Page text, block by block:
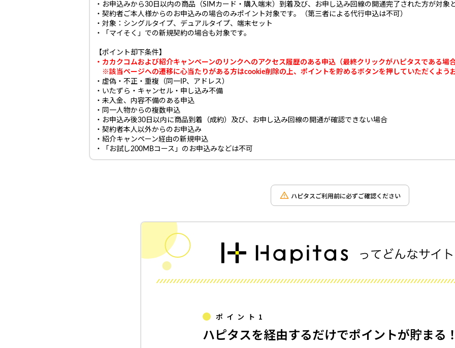
・お申込みから30日以内の商品（SIMカード・購入端末）到着及び、お申し込み回線の開通完了された方が対象
・契約者ご本人様からのお申込みの場合のみポイント対象です。（第三者による代行申込は不可）
・対象：シングルタイプ、デュアルタイプ、端末セット
・「マイそく」での新規契約の場合も対象です。
【ポイント却下条件】
・ カカクコムおよび紹介キャンペーンのリンクへのアクセス履歴のある申込（最終クリックがハピタスである場
※該当ページへの遷移に心当たりがある方はcookie削除の上、ポイントを貯めるボタンを押していただくよう
・虚偽・不正・重複（同一IP、アドレス）
・いたずら・キャンセル・申し込み不備
・未入金、内容不備のある申込
・同一人物からの複数申込
・お申込み後30日以内に商品到着（成約）及び、お申し込み回線の開通が確認できない場合
・契約者本人以外からのお申込み
・紹介キャンペーン経由の新規申込
・「お試し200MBコース」のお申込みなどは不可
ハピタスご利用前に必ずご確認ください
ポイント1
ハピタスを経由するだけでポイントが貯まる